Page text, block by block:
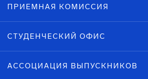
ПРИЕМНАЯ КОМИССИЯ
СТУДЕНЧЕСКИЙ ОФИС
АССОЦИАЦИЯ ВЫПУСКНИКОВ